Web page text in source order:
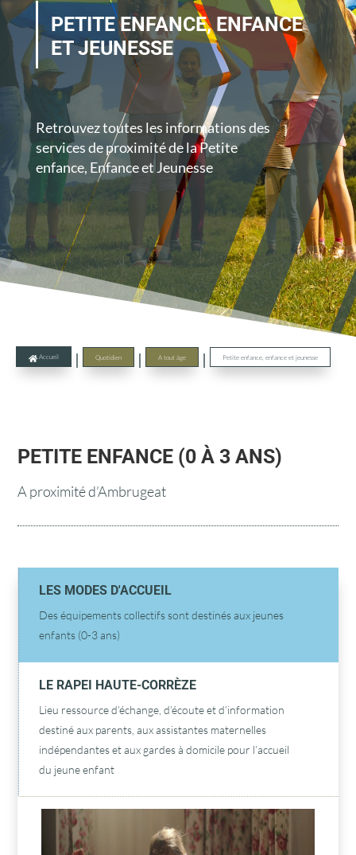
PETITE ENFANCE, ENFANCE
ET JEUNESSE
Retrouvez toutes les informations des
services de proximité de la Petite
enfance, Enfance et Jeunesse
 Accueil | Quotidien | A tout âge | Petite enfance, enfance et jeunesse
PETITE ENFANCE (0 À 3 ANS)
A proximité d’Ambrugeat
LES MODES D'ACCUEIL
Des équipements collectifs sont destinés aux jeunes
enfants (0-3 ans)
LE RAPEI HAUTE-CORRÈZE
Lieu ressource d’échange, d’écoute et d’information
destiné aux parents, aux assistantes maternelles
indépendantes et aux gardes à domicile pour l’accueil
du jeune enfant